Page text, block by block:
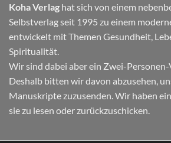
Koha Verlag hat sich von einem
Selbstverlag seit 1995 zu einem
entwickelt mit Themen Gesundheit,
Spiritualität.
Wir sind dabei aber ein Zwei-Personen-
Deshalb bitten wir davon abzusehen,
Manuskripte zuzusenden. Wir haben
sie zu lesen oder zurückzuschicken.